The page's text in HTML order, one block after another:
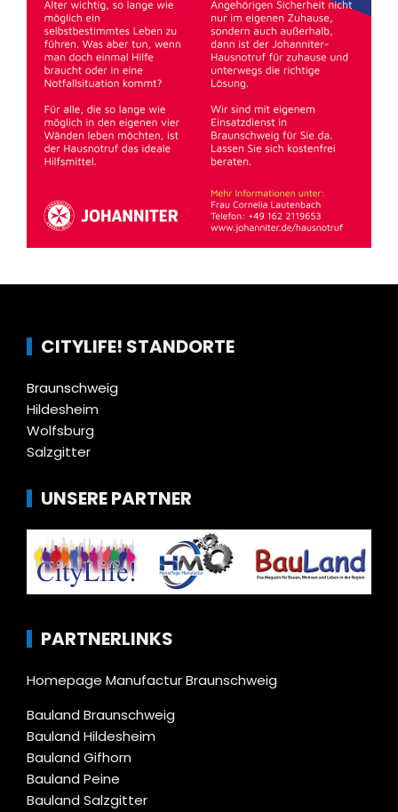
CITYLIFE! STANDORTE
Braunschweig
Hildesheim
Wolfsburg
Salzgitter
UNSERE PARTNER
PARTNERLINKS
Homepage Manufactur Braunschweig
Bauland Braunschweig
Bauland Hildesheim
Bauland Gifhorn
Bauland Peine
Bauland Salzgitter